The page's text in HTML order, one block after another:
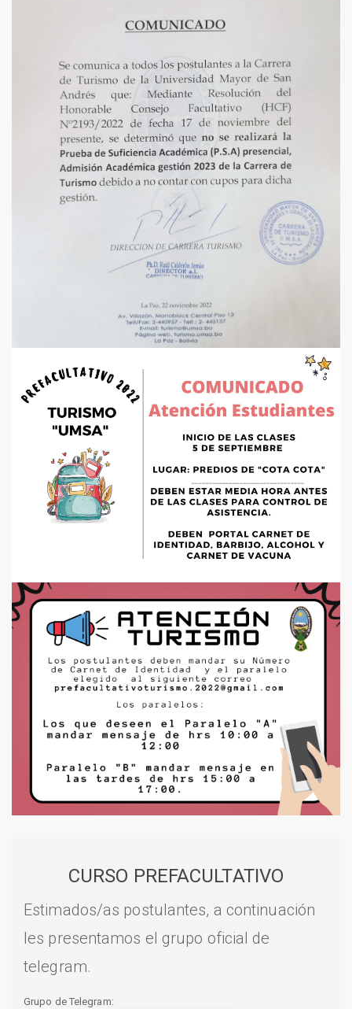
CURSO PREFACULTATIVO
Estimados/as postulantes, a continuación
les presentamos el grupo oficial de
telegram.
Grupo de Telegram: